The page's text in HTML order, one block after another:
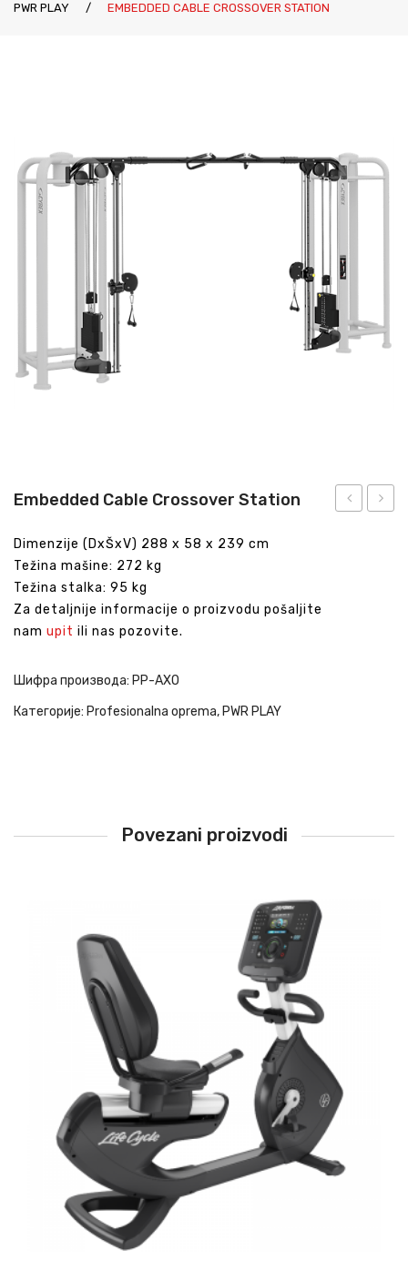
PWR PLAY
/ EMBEDDED CABLE CROSSOVER STATION
Embedded Cable Crossover Station
Dimenzije (DxŠxV) 288 x 58 x 239 cm
Težina mašine: 272 kg
Težina stalka: 95 kg
Za detaljnije informacije o proizvodu pošaljite
nam upit ili nas pozovite.
Шифра производа: PP-AXO
Категорије: Profesionalna oprema, PWR PLAY
Povezani proizvodi